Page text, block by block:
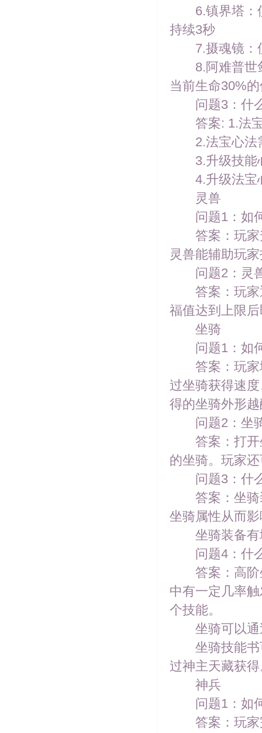
6.镇界塔：使
持续3秒
7.摄魂镜：
8.阿难普世剑
当前生命30%
问题3：什么
答案: 1.法宝
2.法宝心法需
3.升级技能
4.升级法宝
灵兽
问题1：如何
答案：玩家
灵兽能辅助玩
问题2：灵
答案：玩家
福值达到上限
坐骑
问题1：如何
答案：玩家
过坐骑获得速
得的坐骑外形
问题2：坐
答案：打开
的坐骑。玩家
问题3：什么
答案：坐骑
坐骑属性从而
坐骑装备有
问题4：什么
答案：高阶
中有一定几率
个技能。
坐骑可以通
坐骑技能书
过神主天藏获
神兵
问题1：如何
答案：玩家